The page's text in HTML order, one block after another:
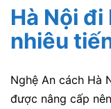
Hà Nội
nhiêu
Nghệ An cách Hà
được nâng cấp